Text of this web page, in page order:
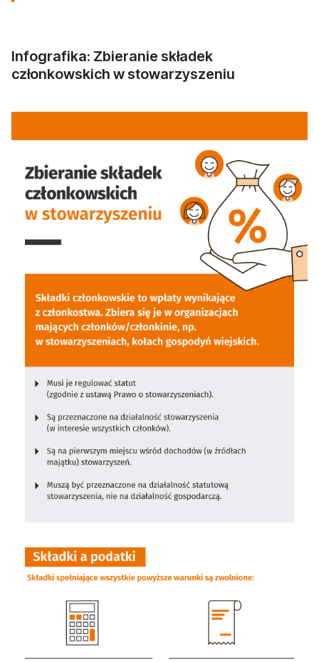
Infografika: Zbieranie składek
członkowskich w stowarzyszeniu